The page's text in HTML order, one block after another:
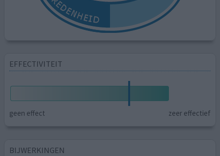
EFFECTIVITEIT
geen effect zeer effectief
BIJWERKINGEN